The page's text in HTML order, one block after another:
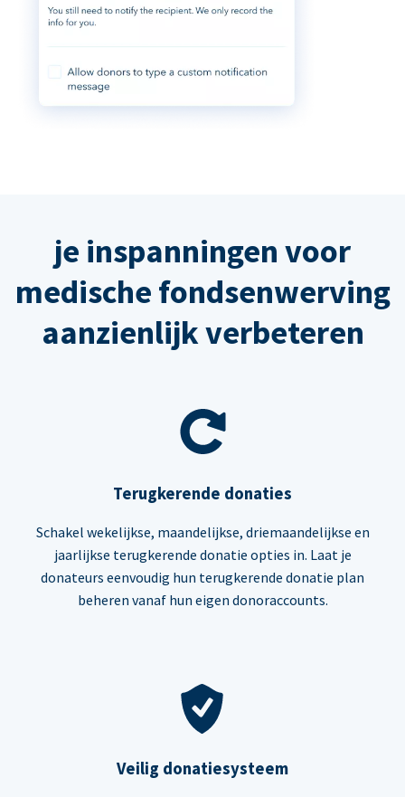
je inspanningen voor
medische fondsenwerving
aanzienlijk verbeteren
Terugkerende donaties
Schakel wekelijkse, maandelijkse, driemaandelijkse en
jaarlijkse terugkerende donatie opties in. Laat je
donateurs eenvoudig hun terugkerende donatie plan
beheren vanaf hun eigen donoraccounts.
Veilig donatiesysteem